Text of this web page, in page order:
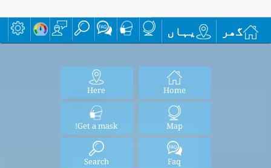
گھر یہاں
Home
Here
Map
Get a mask!
Faq
Search